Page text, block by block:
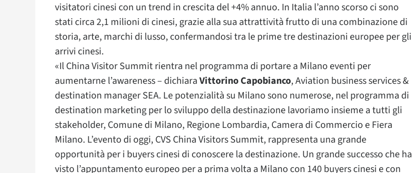
visitatori cinesi con un trend in crescita del +4% annuo. In Italia l’anno scorso ci sono
stati circa 2,1 milioni di cinesi, grazie alla sua attrattività frutto di una combinazione di
storia, arte, marchi di lusso, confermandosi tra le prime tre destinazioni europee per gli
arrivi cinesi.
«Il China Visitor Summit rientra nel programma di portare a Milano eventi per
aumentarne l’awareness – dichiaraVittorino Capobianco, Aviation business services &
destination manager SEA. Le potenzialità su Milano sono numerose, nel programma di
destination marketing per lo sviluppo della destinazione lavoriamo insieme a tutti gli
stakeholder, Comune di Milano, Regione Lombardia, Camera di Commercio e Fiera
Milano. L’evento di oggi, CVS China Visitors Summit, rappresenta una grande
opportunità per i buyers cinesi di conoscere la destinazione. Un grande successo che ha
visto l’appuntamento europeo per a prima volta a Milano con 140 buyers cinesi e con